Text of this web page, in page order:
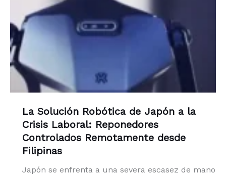
La Solución Robótica de Japón a la
Crisis Laboral: Reponedores
Controlados Remotamente desde
Filipinas
Japón se enfrenta a una severa escasez de mano